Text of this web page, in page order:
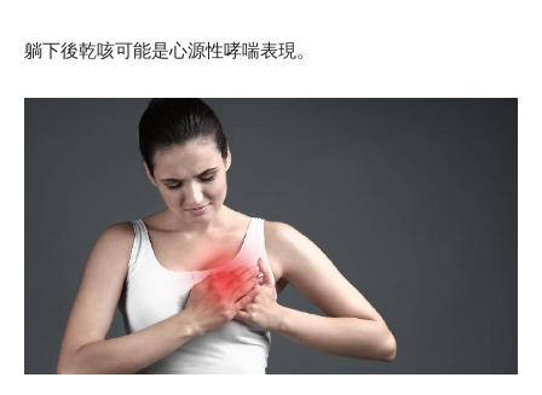
躺下後乾咳可能是心源性哮喘表現。